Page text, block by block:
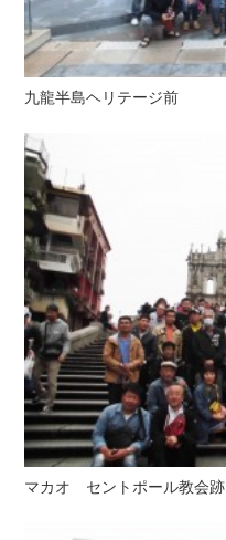
九龍半島ヘリテージ前
マカオ セントポール教会跡